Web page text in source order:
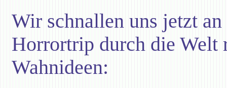
Wir schnallen uns jetzt
Horrortrip durch die Welt
Wahnideen: